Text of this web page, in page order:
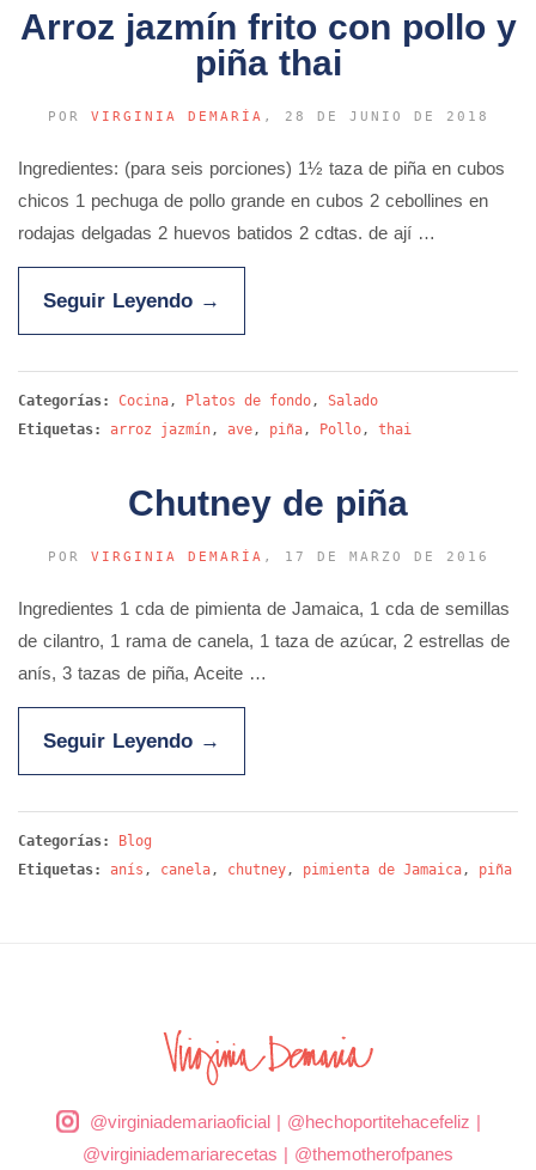
Arroz jazmín frito con pollo y
piña thai
POR VIRGINIA DEMARÍA , 28 DE JUNIO DE 2018
Ingredientes: (para seis porciones) 1½ taza de piña en cubos
chicos 1 pechuga de pollo grande en cubos 2 cebollines en
rodajas delgadas 2 huevos batidos 2 cdtas. de ají …
Seguir Leyendo →
Categorías: Cocina, Platos de fondo, Salado
Etiquetas:
arroz jazmín, ave, piña, Pollo, thai
Chutney de piña
POR VIRGINIA DEMARÍA , 17 DE MARZO DE 2016
Ingredientes 1 cda de pimienta de Jamaica, 1 cda de semillas
de cilantro, 1 rama de canela, 1 taza de azúcar, 2 estrellas de
anís, 3 tazas de piña, Aceite …
Seguir Leyendo →
Categorías:
Blog
Etiquetas:
anís , canela, chutney, pimienta de Jamaica, piña
@virginiademariaoficial| @hechoportitehacefeliz |
@virginiademariarecetas | @themotherofpanes